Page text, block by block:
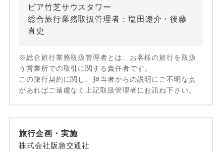
ピア竹芝サウスタワー
総合旅行業務取扱管理者：塩田遼介・後藤
直史
※総合旅行業務取扱管理者とは、お客様の旅行を取扱
う営業所での取引に関する責任者です。
この旅行契約に関し、担当者からの説明にご不明な点
があればご遠慮なく上記取扱管理者にお訊ね下さい。
旅行企画・実施
株式会社阪急交通社